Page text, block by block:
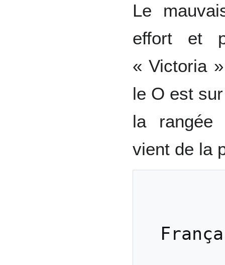
Le
effort et
« Victoria
le O est
la rangée
vient de la